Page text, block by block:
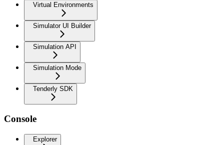
Virtual Environments
Simulator UI Builder
Simulation API
Simulation Mode
Tenderly SDK
Console
Explorer